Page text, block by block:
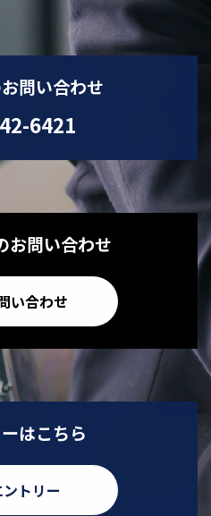
問い合わせ
6421
お問い合わせ
い合わせ
はこちら
ントリー